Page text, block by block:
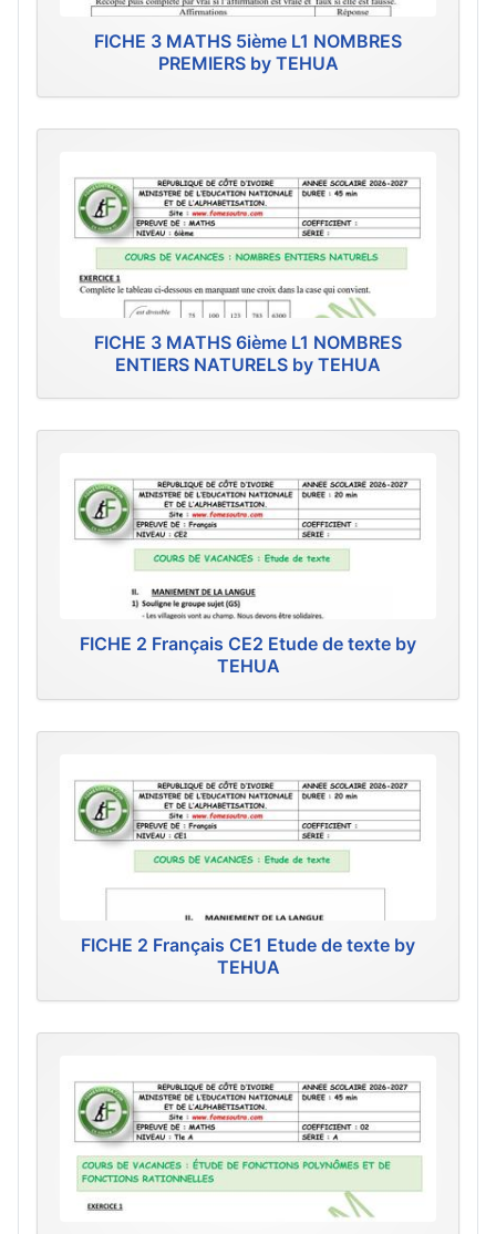
FICHE 3 MATHS 5ième L1 NOMBRES
PREMIERS by TEHUA
FICHE 3 MATHS 6ième L1 NOMBRES
ENTIERS NATURELS by TEHUA
FICHE 2 Français CE2 Etude de texte by
TEHUA
FICHE 2 Français CE1 Etude de texte by
TEHUA